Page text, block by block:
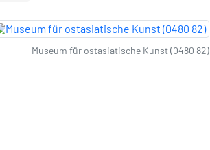
Museum für ostasiatische Kunst (0480 82)